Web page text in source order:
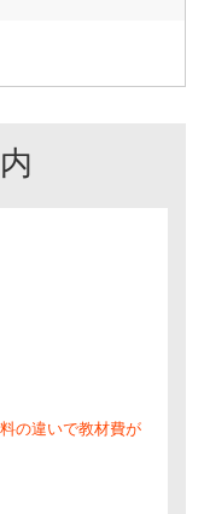
の違いで教材費が